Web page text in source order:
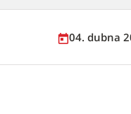
04. dubna